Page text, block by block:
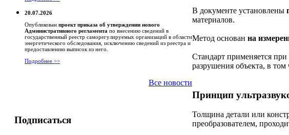
20.07.2026
Опубликован проект приказа об утверждении нового
Административного регламента по внесению сведений в
государственный реестр саморегулируемых организаций в области
энергетического обследования, исключению сведений из реестра и
предоставлению выписок из него.
Подробнее >>
Все новости
Подписаться
В документе установлены
материалов.
Метод основан на
Стандарт применяется при
разрушения объекта, в том
Принцип
Толщина детали или
преобразователем,